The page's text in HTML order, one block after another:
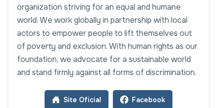
organization striving for an equal and humane
world. We work globally in partnership with local
actors to empower people to lift themselves out
of poverty and exclusion. With human rights as our
foundation, we advocate for a sustainable world
and stand firmly against all forms of discrimination.
Site Oficial Facebook